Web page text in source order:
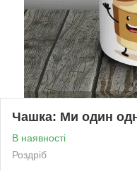
Чашка: Ми один
В наявності
Роздріб